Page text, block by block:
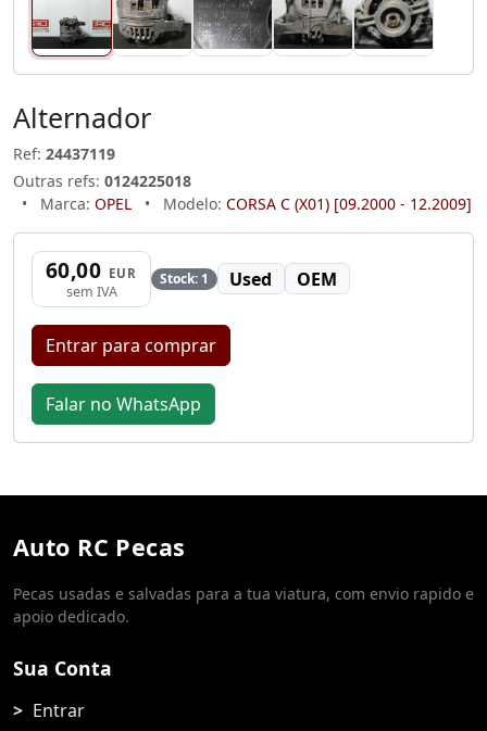
Alternador
Ref: 24437119
Outras refs: 0124225018
•
Marca: OPEL • Modelo: CORSA C (X01) [09.2000 - 12.2009]
60,00 EUR
sem IVA
Stock: 1 Used OEM
Entrar para comprar
Falar no WhatsApp
Auto RC Pecas
Pecas usadas e salvadas para a tua viatura, com envio rapido e
apoio dedicado.
Sua Conta
Entrar